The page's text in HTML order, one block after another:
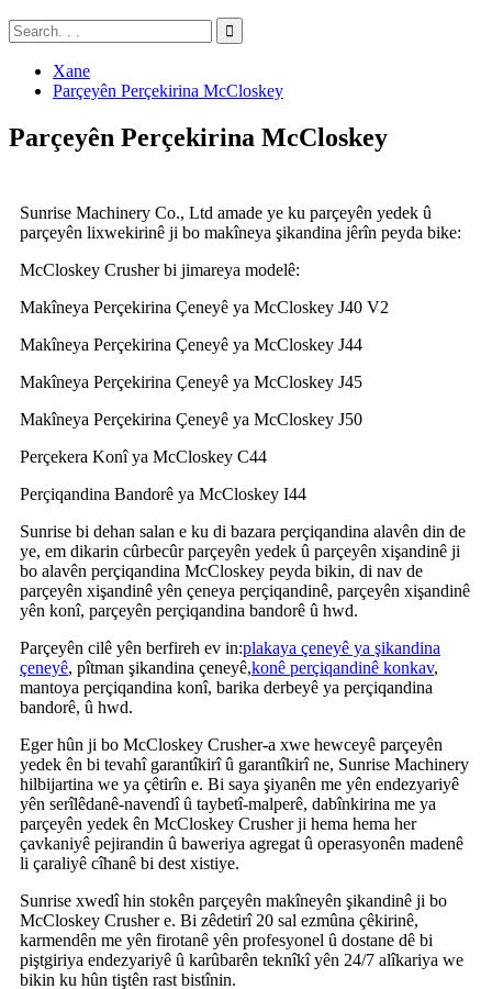
Xane
Parçeyên Perçekirina McCloskey
Parçeyên Perçekirina McCloskey
Sunrise Machinery Co., Ltd amade ye ku parçeyên yedek û
parçeyên lixwekirinê ji bo makîneya şikandina jêrîn peyda bike:
McCloskey Crusher bi jimareya modelê:
Makîneya Perçekirina Çeneyê ya McCloskey J40 V2
Makîneya Perçekirina Çeneyê ya McCloskey J44
Makîneya Perçekirina Çeneyê ya McCloskey J45
Makîneya Perçekirina Çeneyê ya McCloskey J50
Perçekera Konî ya McCloskey C44
Perçiqandina Bandorê ya McCloskey I44
Sunrise bi dehan salan e ku di bazara perçiqandina alavên din de
ye, em dikarin cûrbecûr parçeyên yedek û parçeyên xişandinê ji
bo alavên perçiqandina McCloskey peyda bikin, di nav de
parçeyên xişandinê yên çeneya perçiqandinê, parçeyên xişandinê
yên konî, parçeyên perçiqandina bandorê û hwd.
Parçeyên cilê yên berfireh ev in:plakaya çeneyê ya şikandina
çeneyê, pîtman şikandina çeneyê,konê perçiqandinê konkav,
mantoya perçiqandina konî, barika derbeyê ya perçiqandina
bandorê, û hwd.
Eger hûn ji bo McCloskey Crusher-a xwe hewceyê parçeyên
yedek ên bi tevahî garantîkirî û garantîkirî ne, Sunrise Machinery
hilbijartina we ya çêtirîn e. Bi saya şiyanên me yên endezyariyê
yên serîlêdanê-navendî û taybetî-malperê, dabînkirina me ya
parçeyên yedek ên McCloskey Crusher ji hema hema her
çavkaniyê pejirandin û baweriya agregat û operasyonên madenê
li çaraliyê cîhanê bi dest xistiye.
Sunrise xwedî hin stokên parçeyên makîneyên şikandinê ji bo
McCloskey Crusher e. Bi zêdetirî 20 sal ezmûna çêkirinê,
karmendên me yên firotanê yên profesyonel û dostane dê bi
piştgiriya endezyariyê û karûbarên teknîkî yên 24/7 alîkariya we
bikin ku hûn tiştên rast bistînin.